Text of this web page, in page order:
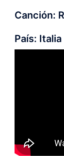
Canción:
País: Italia